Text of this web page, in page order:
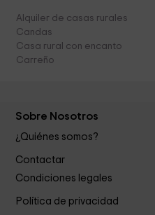
Alquiler de casas rurales
Candas
Casa rural con encanto
Carreño
Sobre Nosotros
¿Quiénes somos?
Contactar
Condiciones legales
Política de privacidad